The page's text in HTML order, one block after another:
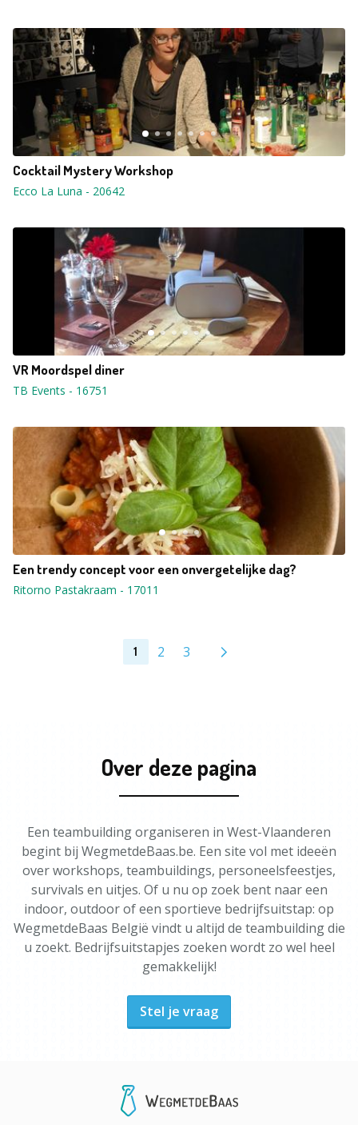
Cocktail Mystery Workshop
Ecco La Luna - 20642
VR Moordspel diner
TB Events - 16751
Een trendy concept voor een onvergetelijke dag?
Ritorno Pastakraam - 17011
1 2 3
Over deze pagina
Een teambuilding organiseren in West-Vlaanderen
begint bij WegmetdeBaas.be. Een site vol met ideeën
over workshops, teambuildings, personeelsfeestjes,
survivals en uitjes. Of u nu op zoek bent naar een
indoor, outdoor of een sportieve bedrijfsuitstap: op
WegmetdeBaas België vindt u altijd de teambuilding die
u zoekt. Bedrijfsuitstapjes zoeken wordt zo wel heel
gemakkelijk!
Stel je vraag